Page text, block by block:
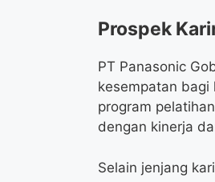
Prospek
PT Panasonic
kesempatan bagi
program
dengan kinerja
Selain jenjang